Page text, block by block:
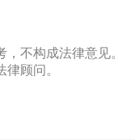
不构成法律意见。
顾问。